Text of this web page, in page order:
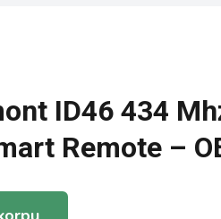
ID46 434
Remote –